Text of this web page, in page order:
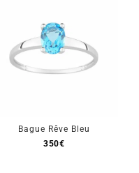
Bague Rêve Bleu
350€